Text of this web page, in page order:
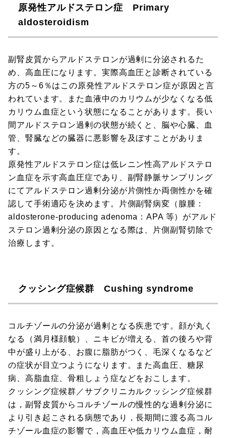
原発性アルドステロン症 Primary
aldosteroidism
副腎皮質からアルドステロンが過剰に分泌されるた
め、高血圧になります。実際高血圧と診断されている
方の5～6％はこの原発性アルドステロン症が原因と言
われています。また血液中のカリウムが少なくなる低
カリウム血症という状態になることがあります。長い
間アルドステロン過剰の状態が続くと、脳や心臓、血
管、腎臓などの臓器に悪影響を及ぼすことがありま
す。
原発性アルドステロン症は低レニン性高アルドステロ
ン血症を示す高血圧症であり、副腎静脈サンプリング
にてアルドステロン過剰分泌が片側性か両側性かを確
認して手術適応を決めます。片側副腎病変（腺腫：
aldosterone-producing adenoma：APA 等）がアルド
ステロン過剰分泌の原因となる際は、片側副腎切除で
治療します。
クッシング症候群 Cushing syndrome
コルチゾールの分泌が過剰となる疾患です。顔が丸く
なる（満月様顔貌）、ニキビが増える、首の後ろや背
中が盛り上がる、お腹に脂肪がつく、毛深くなるなど
の症状が目立つようになります。また高血圧、糖尿
病、高脂血症、骨粗しょう症などをおこします。
クッシング症候群／サブクリニカルクッシング症候群
は，副腎皮質からコルチゾールの慢性的な過剰分泌に
より引き起こされる病態であり，長期間に渡る高コル
チゾール血症の影響で，高血圧や低カリウム血症，耐